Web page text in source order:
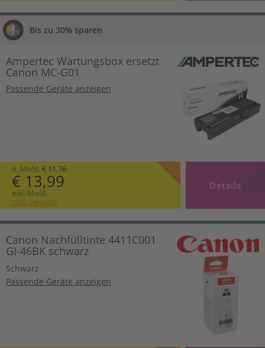
Bis zu 30% sparen
Ampertec Wartungsbox ersetzt
Canon MC-G01
Passende Geräte anzeigen
o. MwSt. € 11,76
€ 13,99
inkl. MwSt.
zzgl. Versand
Details
Canon Nachfülltinte 4411C001
GI-46BK schwarz
Schwarz
Passende Geräte anzeigen